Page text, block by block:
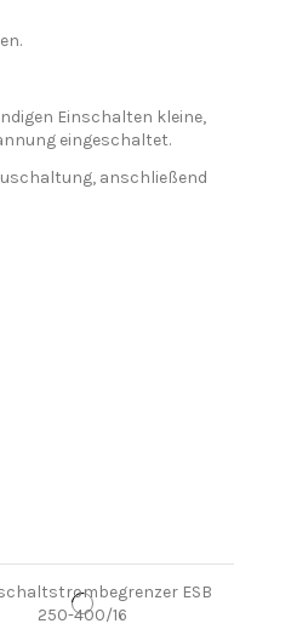
Einschalten kleine,
eingeschaltet.
anschließend